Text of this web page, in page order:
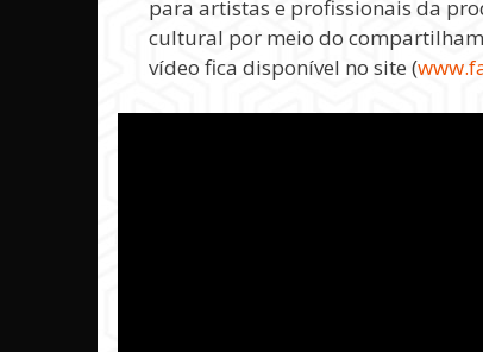
para artistas e profissionais da
cultural por meio do
vídeo fica disponível no site (